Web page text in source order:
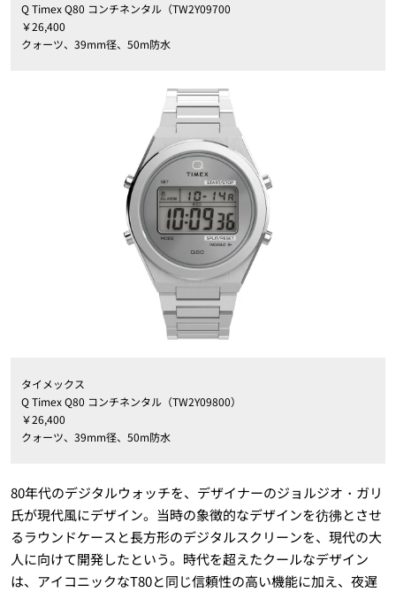
Q Timex Q80 コンチネンタル（TW2Y09700
￥26,400
クォーツ、39mm径、50m防水
タイメックス
Q Timex Q80 コンチネンタル（TW2Y09800）
￥26,400
クォーツ、39mm径、50m防水
80年代のデジタルウォッチを、デザイナーのジョルジオ・ガリ
氏が現代風にデザイン。当時の象徴的なデザインを彷彿とさせ
るラウンドケースと長方形のデジタルスクリーンを、現代の大
人に向けて開発したという。時代を超えたクールなデザイン
は、アイコニックなT80と同じ信頼性の高い機能に加え、夜遅